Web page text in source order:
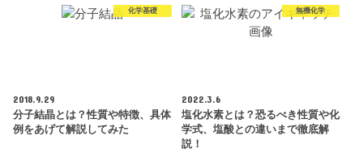
化学基礎
2018.9.29
分子結晶とは？性質や特徴、具体
例をあげて解説してみた
無機化学
2022.3.6
塩化水素とは？恐るべき性質や化
学式、塩酸との違いまで徹底解
説！